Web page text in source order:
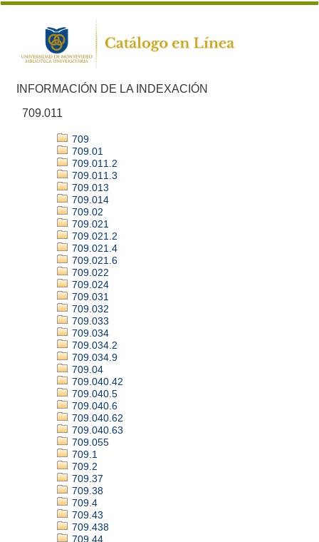
INFORMACIÓN DE LA INDEXACIÓN
709.011
709
709.01
709.011.2
709.011.3
709.013
709.014
709.02
709.021
709.021.2
709.021.4
709.021.6
709.022
709.024
709.031
709.032
709.033
709.034
709.034.2
709.034.9
709.04
709.040.42
709.040.5
709.040.6
709.040.62
709.040.63
709.055
709.1
709.2
709.37
709.38
709.4
709.43
709.438
709.44